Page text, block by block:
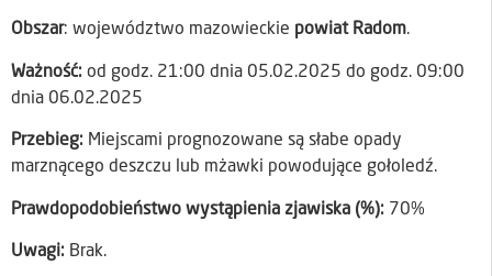
Obszar: województwo mazowieckie powiat Radom.
Ważność: od godz. 21:00 dnia 05.02.2025 do godz. 09:00
dnia 06.02.2025
Przebieg: Miejscami prognozowane są słabe opady
marznącego deszczu lub mżawki powodujące gołoledź.
Prawdopodobieństwo wystąpienia zjawiska (%): 70%
Uwagi: Brak.